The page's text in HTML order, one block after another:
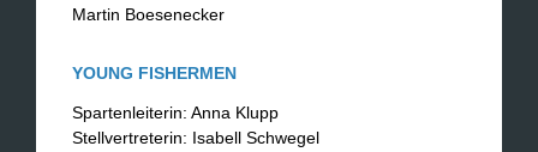
Martin Boesenecker
YOUNG FISHERMEN
Spartenleiterin: Anna Klupp
Stellvertreterin: Isabell Schwegel